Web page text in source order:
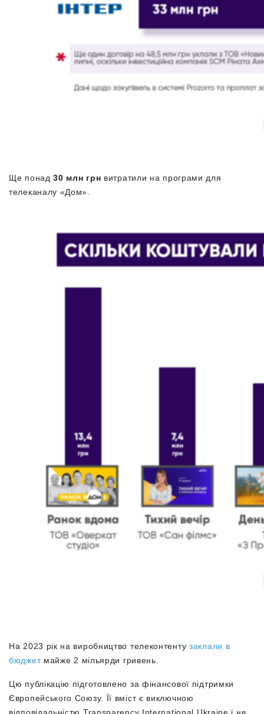
Ще понад30 млн грн витратили на програми для
телеканалу «Дом».
На 2023 рік на виробництво телеконтенту заклали в
бюджетмайже 2 мільярди гривень.
Цю публікацію підготовлено за фінансової підтримки
Європейського Союзу. Її вміст є виключною